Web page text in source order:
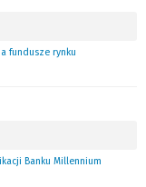
fundusze rynku
Banku Millennium